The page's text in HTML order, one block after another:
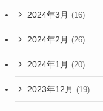
2024年3月 (16)
2024年2月 (26)
2024年1月 (20)
2023年12月 (19)